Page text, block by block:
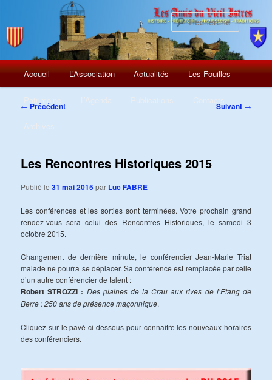
Menu
principal
Aller
Accueil L’Association Actualités Les Fouilles
Navigation
← Précédent Suivant →
Les Rencontres Historiques 2015
Publié le31 mai 2015par Luc FABRE
Les conférences et les sorties sont terminées. Votre prochain grand
rendez-vous sera celui des Rencontres Historiques, le samedi 3
octobre 2015.
Changement de dernière minute, le conférencier Jean-Marie Triat
malade ne pourra se déplacer. Sa conférence est remplacée par celle
d’un autre conférencier de talent :
Robert STROZZI : Des plaines de la Crau aux rives de l’Etang de
Berre : 250 ans de présence maçonnique.
Cliquez sur le pavé ci-dessous pour connaitre les nouveaux horaires
des conférenciers.